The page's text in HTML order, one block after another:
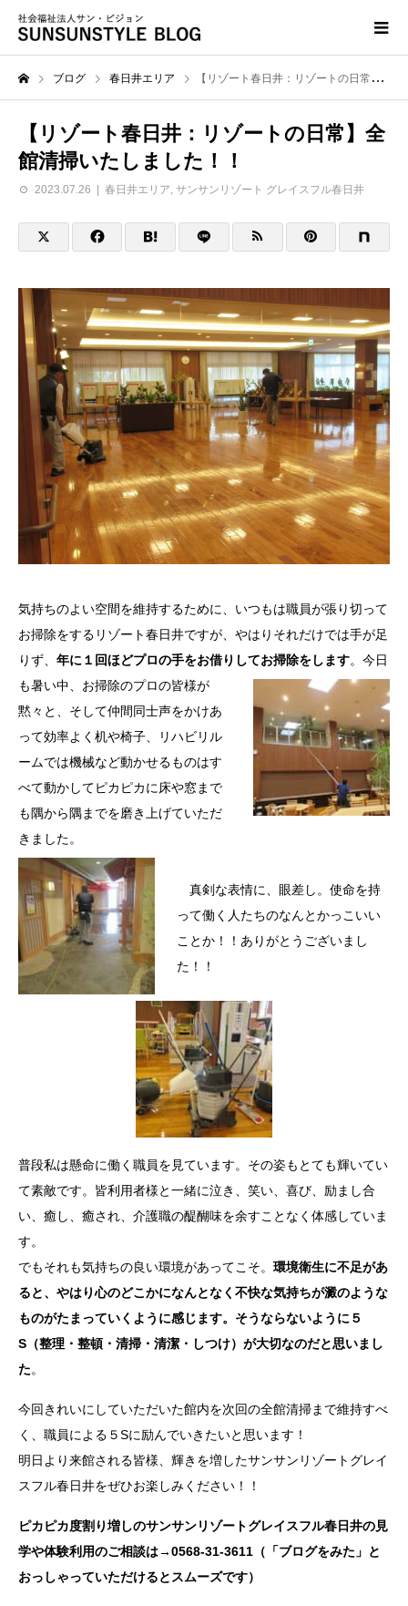
ブログ 春日井エリア 【リゾート春日井：リゾートの日常】全館清掃いたしました！！
【リゾート春日井：リゾートの日常】全
館清掃いたしました！！
2023.07.26 春日井エリア サンサンリゾート グレイスフル春日井
気持ちのよい空間を維持するために、いつもは職員が張り切って
お掃除をするリゾート春日井ですが、やはりそれだけでは手が足
りず、 年に１回ほどプロの手をお借りしてお掃除をします。 今日
も暑い中、お掃除のプロの皆様が
黙々と、そして仲間同士声をかけあ
って効率よく机や椅子、リハビリル
ームでは機械など動かせるものはす
べて動かしてピカピカに床や窓まで
も隅から隅までを磨き上げていただ
きました。
真剣な表情に、眼差し。使命を持
って働く人たちのなんとかっこいい
ことか！！ありがとうございまし
た！！
普段私は懸命に働く職員を見ています。その姿もとても輝いてい
て素敵です。皆利用者様と一緒に泣き、笑い、喜び、励まし合
い、癒し、癒され、介護職の醍醐味を余すことなく体感していま
す。
でもそれも気持ちの良い環境があってこそ。 環境衛生に不足があ
ると、やはり心のどこかになんとなく不快な気持ちが澱のような
ものがたまっていくように感じます。そうならないように５
S（整理・整頓・清掃・清潔・しつけ）が大切なのだと思いまし
た。
今回きれいにしていただいた館内を次回の全館清掃まで維持すべ
く、職員による５Sに励んでいきたいと思います！
明日より来館される皆様、輝きを増したサンサンリゾートグレイ
スフル春日井をぜひお楽しみください！！
ピカピカ度割り増しのサンサンリゾートグレイスフル春日井の見
学や体験利用のご相談は→0568-31-3611（「ブログをみた」と
おっしゃっていただけるとスムーズです）